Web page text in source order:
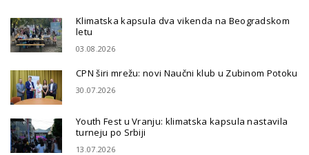
Klimatska kapsula dva vikenda na Beogradskom
letu
03.08.2026
CPN širi mrežu: novi Naučni klub u Zubinom Potoku
30.07.2026
Youth Fest u Vranju: klimatska kapsula nastavila
turneju po Srbiji
13.07.2026